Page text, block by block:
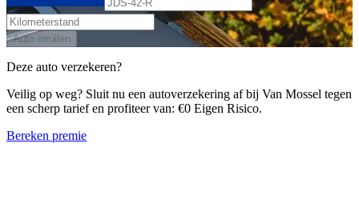
Auto inruilen
Deze auto verzekeren?
Veilig op weg? Sluit nu een autoverzekering af bij Van Mossel tegen
een scherp tarief en profiteer van: €0 Eigen Risico.
Bereken premie